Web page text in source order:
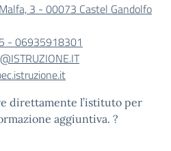
3 - 00073 Castel Gandolfo
- 06935918301
direttamente l’istituto per
aggiuntiva. ?